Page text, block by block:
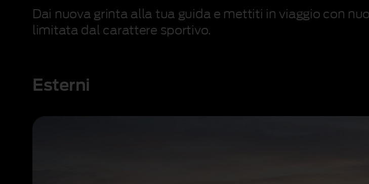
Dai nuova grinta alla tua guida e mettiti in viaggio con
limitata dal carattere sportivo.
Esterni